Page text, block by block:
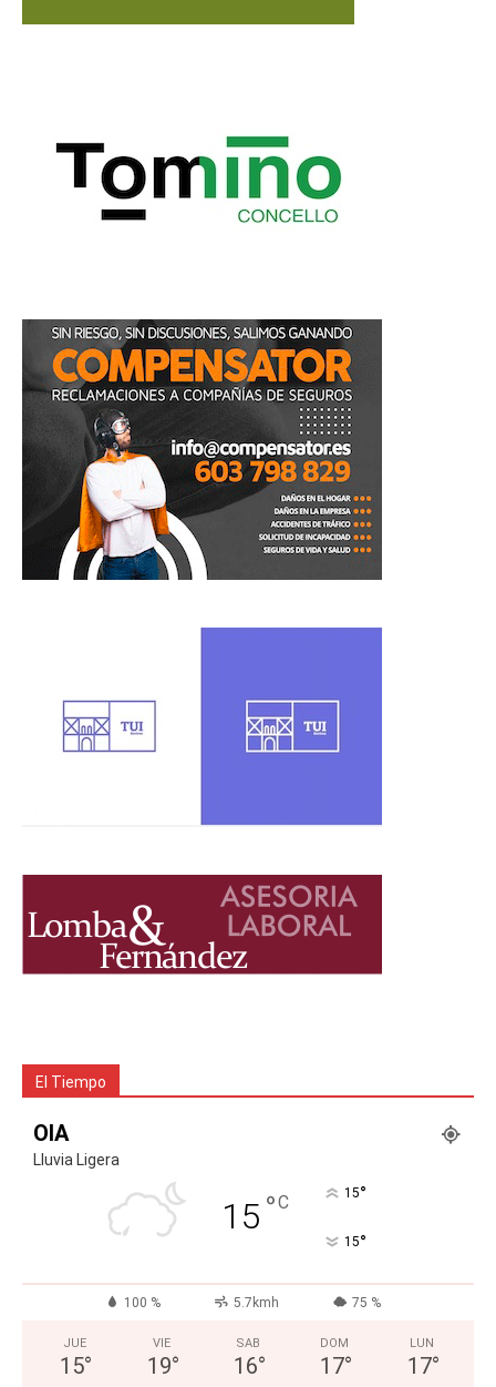
El Tiempo
OIA
Lluvia Ligera
15 °C 15°
15°
100 % 5.7kmh 75 %
JUE
15°
VIE
19°
SAB
16°
DOM
17°
LUN
17°